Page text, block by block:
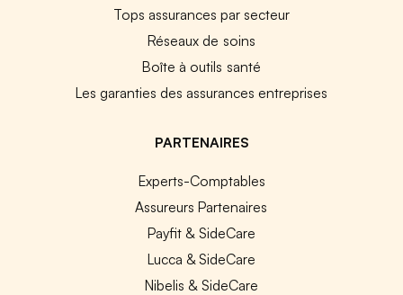
Tops assurances par secteur
Réseaux de soins
Boîte à outils santé
Les garanties des assurances entreprises
PARTENAIRES
Experts-Comptables
Assureurs Partenaires
Payfit & SideCare
Lucca & SideCare
Nibelis & SideCare